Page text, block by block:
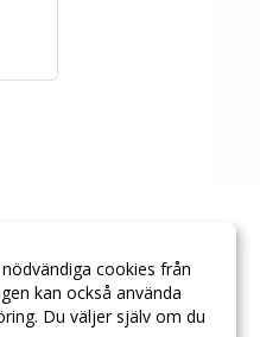
cookies från
kan också använda
Du väljer själv om du